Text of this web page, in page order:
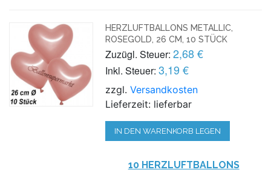
HERZLUFTBALLONS METALLIC,
ROSEGOLD, 26 CM, 10 STÜCK
Zuzügl. Steuer: 2,68 €
Inkl. Steuer: 3,19 €
zzgl.Versandkosten
Lieferzeit: lieferbar
IN DEN WARENKORB LEGEN
10 HERZLUFTBALLONS